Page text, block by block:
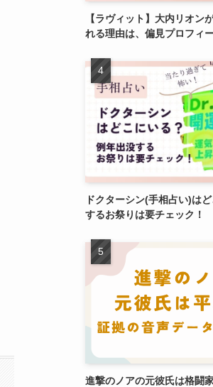
【ラヴィット】大内リオン
れる理由は、偏見プロフィ
ドクターシン(手相占い)は
するお祭りは要チェック！
進撃のノアの元彼氏は格闘